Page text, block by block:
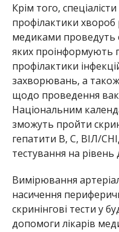
Крім того,
профілактики хвороб
медиками проведуть
яких проінформують
профілактики
захворювань, а
щодо проведення
Національним
зможуть пройти
гепатити В, С, ВІЛ/
тестування на рівень
Вимірювання
насичення
скринінгові тести у
допомоги лікарів